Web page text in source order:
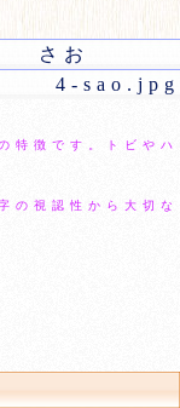
さお
4-sao.jpg
特徴です。トビやハ
の視認性から大切な